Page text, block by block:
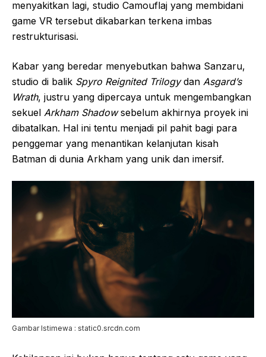
menyakitkan lagi, studio Camouflaj yang membidani
game VR tersebut dikabarkan terkena imbas
restrukturisasi.
Kabar yang beredar menyebutkan bahwa Sanzaru,
studio di balik Spyro Reignited Trilogydan Asgard’s
Wrath, justru yang dipercaya untuk mengembangkan
sekuel Arkham Shadowsebelum akhirnya proyek ini
dibatalkan. Hal ini tentu menjadi pil pahit bagi para
penggemar yang menantikan kelanjutan kisah
Batman di dunia Arkham yang unik dan imersif.
Gambar Istimewa : static0.srcdn.com